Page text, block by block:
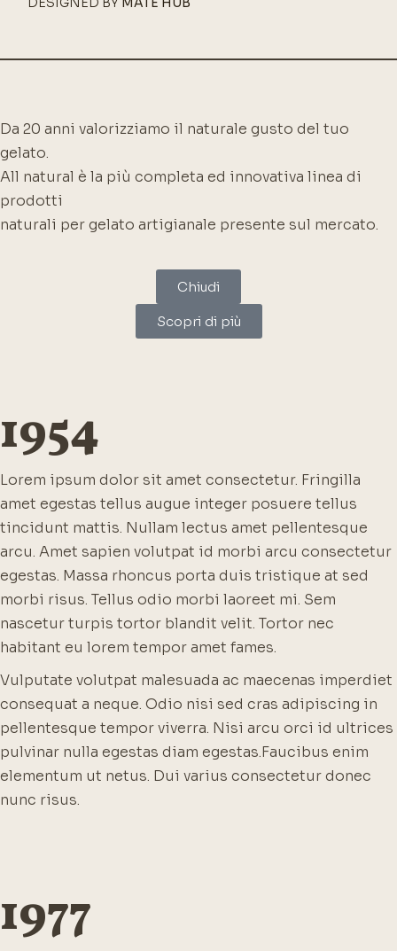
Da 20 anni valorizziamo il naturale gusto del tuo
gelato.
All natural è la più completa ed innovativa linea di
prodotti
naturali per gelato artigianale presente sul mercato.
Chiudi
Scopri di più
1954
Lorem ipsum dolor sit amet consectetur. Fringilla
amet egestas tellus augue integer posuere tellus
tincidunt mattis. Nullam lectus amet pellentesque
arcu. Amet sapien volutpat id morbi arcu consectetur
egestas. Massa rhoncus porta duis tristique at sed
morbi risus. Tellus odio morbi laoreet mi. Sem
nascetur turpis tortor blandit velit. Tortor nec
habitant eu lorem tempor amet fames.
Vulputate volutpat malesuada ac maecenas imperdiet
consequat a neque. Odio nisi sed cras adipiscing in
pellentesque tempor viverra. Nisi arcu orci id ultrices
pulvinar nulla egestas diam egestas.Faucibus enim
elementum ut netus. Dui varius consectetur donec
nunc risus.
1977